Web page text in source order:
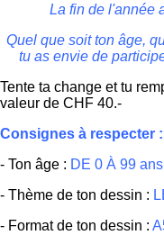
La fin de l'année
Quel que soit ton âge,
tu as envie de
Tente ta change et tu
valeur de CHF 40.-
Consignes à respecter :
- Ton âge : DE 0 À 99 ans
- Thème de ton dessin :
- Format de ton dessin :